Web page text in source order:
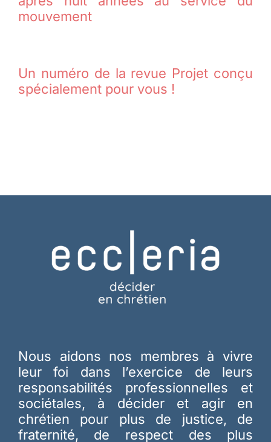
mouvement
Un numéro de la revue Projet conçu
spécialement pour vous !
Nous aidons nos membres à vivre
leur foi dans l’exercice de leurs
responsabilités professionnelles et
sociétales, à décider et agir en
chrétien pour plus de justice, de
fraternité, de respect des plus